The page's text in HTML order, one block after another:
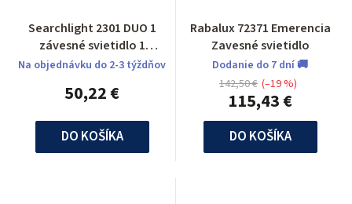
Searchlight 2301 DUO 1
závesné svietidlo 1
ramenné
Na objednávku do 2-3 týždňov
50,22 €
DO KOŠÍKA
Rabalux 72371 Emerencia
Zavesné svietidlo
Dodanie do 7 dní 🚚
115,43 €
142,50 € (–19 %)
DO KOŠÍKA